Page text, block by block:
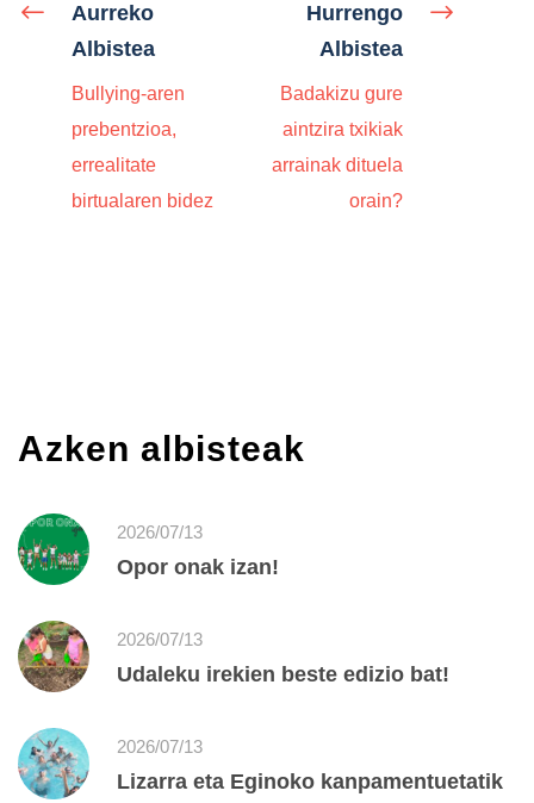
Aurreko
Albistea
Bullying-aren
prebentzioa,
errealitate
birtualaren bidez
Hurrengo
Albistea
Badakizu gure
aintzira txikiak
arrainak dituela
orain?
Azken albisteak
2026/07/13
Opor onak izan!
2026/07/13
Udaleku irekien beste edizio bat!
2026/07/13
Lizarra eta Eginoko kanpamentuetatik